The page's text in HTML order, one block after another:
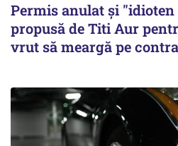
Permis anulat şi "idioten
propusă de Titi Aur
vrut să meargă pe